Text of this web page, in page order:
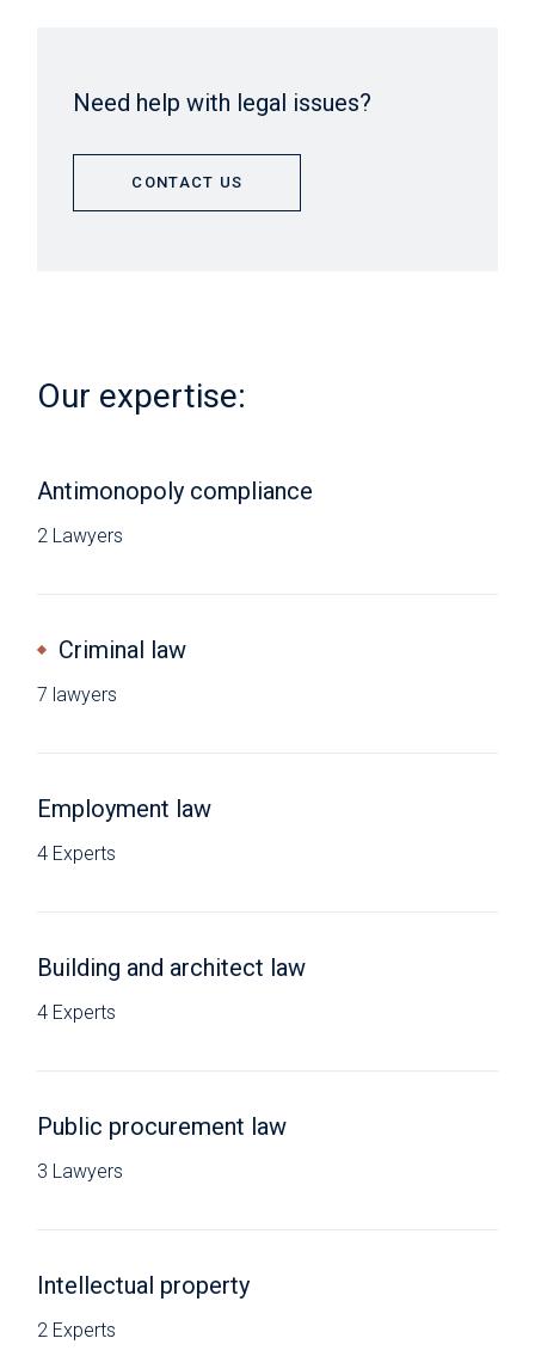
Need help with legal issues?
CONTACT US
Our expertise:
Antimonopoly compliance
2 Lawyers
Criminal law
7 lawyers
Employment law
4 Experts
Building and architect law
4 Experts
Public procurement law
3 Lawyers
Intellectual property
2 Experts